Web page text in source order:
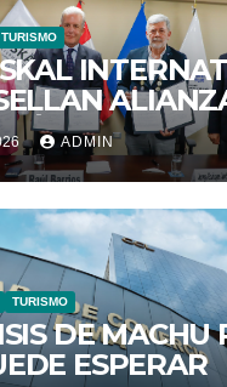
TURISMO
PARA
EL
EN EL
ADMIN
TURISMO
DE MACHU
ESPERAR